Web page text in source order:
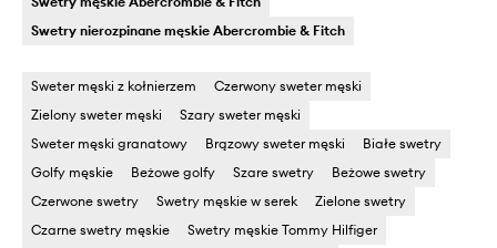
Swetry nierozpinane męskie Abercrombie & Fitch
Sweter męski z kołnierzem
Czerwony sweter męski
Zielony sweter męski
Szary sweter męski
Sweter męski granatowy
Brązowy sweter męski
Białe swetry
Golfy męskie
Beżowe golfy Szare swetry
Beżowe swetry
Czerwone swetry
Swetry męskie w serek
Zielone swetry
Czarne swetry męskie
Swetry męskie Tommy Hilfiger